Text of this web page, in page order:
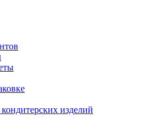
изделий